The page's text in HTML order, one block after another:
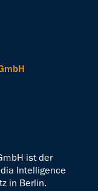
ist der
Intelligence
in Berlin.